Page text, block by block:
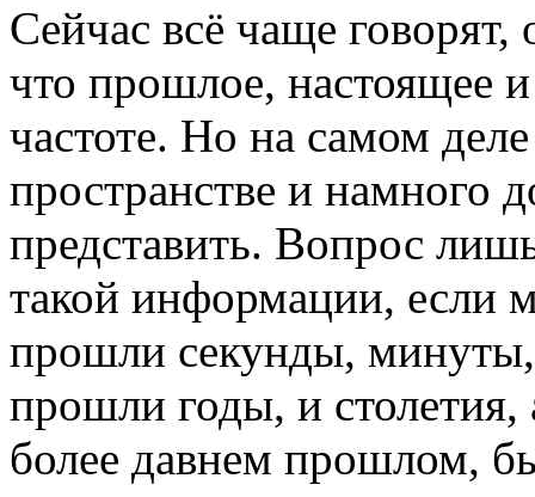
Сейчас всё чаще
что прошлое, настоящее
частоте. Но на самом
пространстве и намного
представить. Вопрос
такой информации,
прошли секунды,
прошли годы, и столетия,
более давнем прошлом,